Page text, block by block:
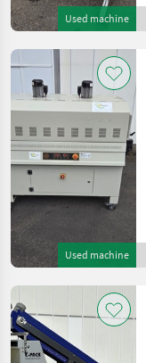
Used machine
Used machine